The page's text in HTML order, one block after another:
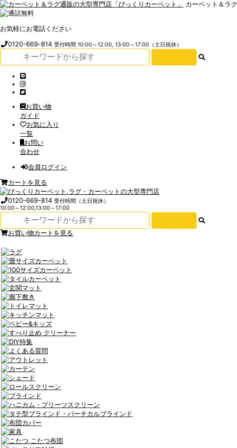
カーペット＆ラ
お気軽にお電話ください
0120-669-814受付時間 10:00～12:00, 13:00～17:00（土日祝休）
お買い物
ガイド
お気に入り
一覧
お問い
合わせ
会員ログイン
カートを見る
0120-669-814受付時間（土日祝休）
10:00～12:00,13:00～17:00
お買い物カートを見る